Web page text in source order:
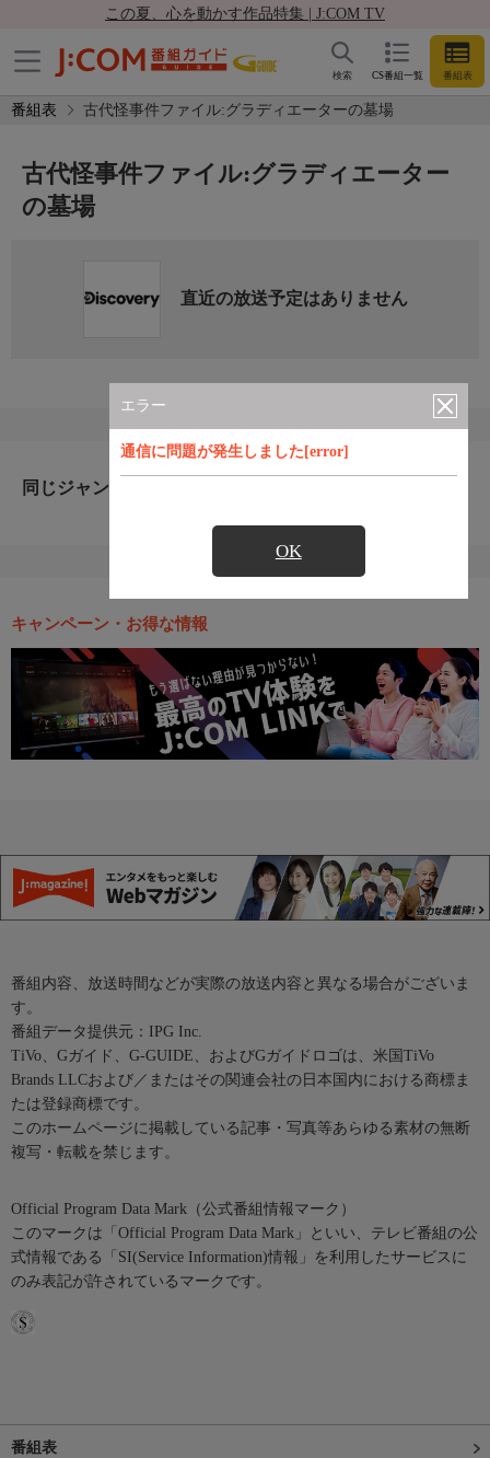
この夏、心を動かす作品特集 | J:COM TV
CS番組一覧 番組表
検索
番組表 古代怪事件ファイル:グラディエーターの墓場
エラー
通信に問題が発生しました[error]
OK
古代怪事件ファイル:グラディエーター
の墓場
直近の放送予定はありません
同じジャンルのおすすめ番組
キャンペーン・お得な情報
番組内容、放送時間などが実際の放送内容と異なる場合がございま
す。
番組データ提供元：IPG Inc.
TiVo、Gガイド、G-GUIDE、およびGガイドロゴは、米国TiVo
Brands LLCおよび／またはその関連会社の日本国内における商標ま
たは登録商標です。
このホームページに掲載している記事・写真等あらゆる素材の無断
複写・転載を禁じます。
Official Program Data Mark（公式番組情報マーク）
このマークは「Official Program Data Mark」といい、テレビ番組の公
式情報である「SI(Service Information)情報」を利用したサービスに
のみ表記が許されているマークです。
番組表